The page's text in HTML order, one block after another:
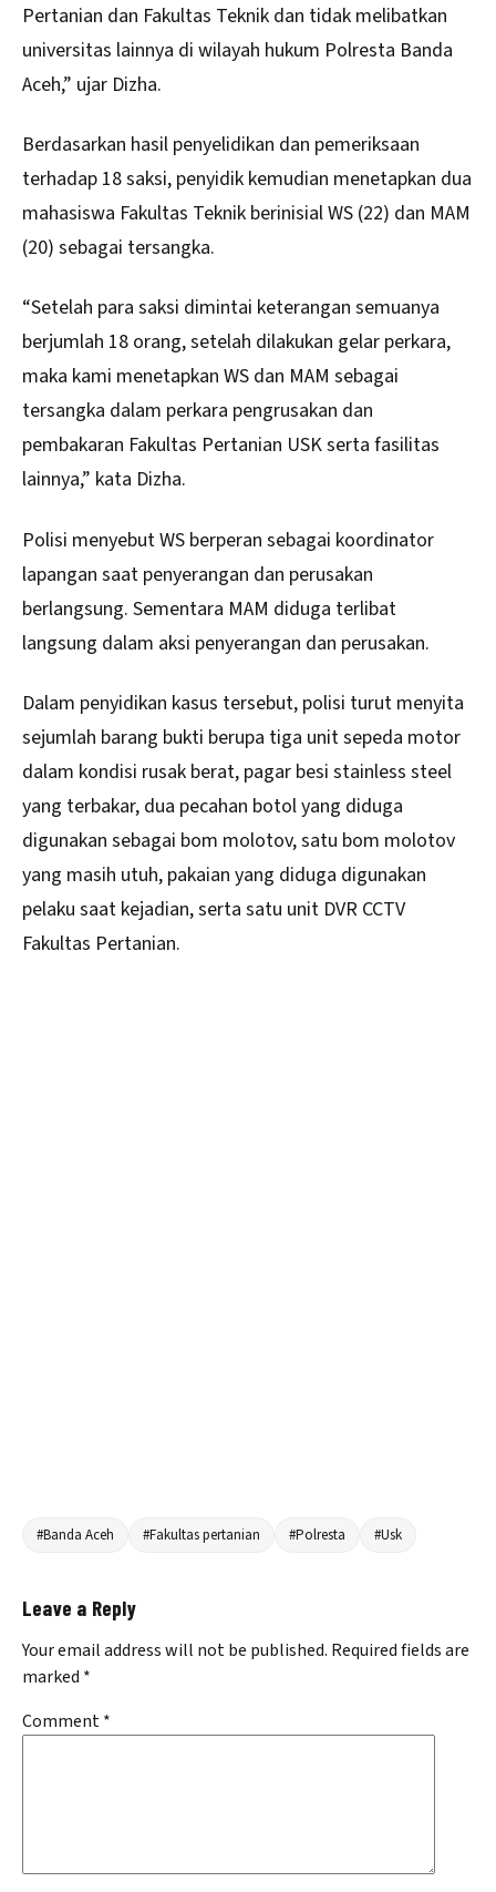
Pertanian dan Fakultas Teknik dan tidak melibatkan
universitas lainnya di wilayah hukum Polresta Banda
Aceh,” ujar Dizha.
Berdasarkan hasil penyelidikan dan pemeriksaan
terhadap 18 saksi, penyidik kemudian menetapkan dua
mahasiswa Fakultas Teknik berinisial WS (22) dan MAM
(20) sebagai tersangka.
“Setelah para saksi dimintai keterangan semuanya
berjumlah 18 orang, setelah dilakukan gelar perkara,
maka kami menetapkan WS dan MAM sebagai
tersangka dalam perkara pengrusakan dan
pembakaran Fakultas Pertanian USK serta fasilitas
lainnya,” kata Dizha.
Polisi menyebut WS berperan sebagai koordinator
lapangan saat penyerangan dan perusakan
berlangsung. Sementara MAM diduga terlibat
langsung dalam aksi penyerangan dan perusakan.
Dalam penyidikan kasus tersebut, polisi turut menyita
sejumlah barang bukti berupa tiga unit sepeda motor
dalam kondisi rusak berat, pagar besi stainless steel
yang terbakar, dua pecahan botol yang diduga
digunakan sebagai bom molotov, satu bom molotov
yang masih utuh, pakaian yang diduga digunakan
pelaku saat kejadian, serta satu unit DVR CCTV
Fakultas Pertanian.
#Banda Aceh #Fakultas pertanian #Polresta #Usk
Leave a Reply
Your email address will not be published. Required fields are
marked *
Comment*